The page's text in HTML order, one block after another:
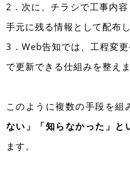
2．次に、チラシで工事内容
手元に残る情報として配布し
3．Web告知では、工程変
で更新できる仕組みを整えま
このように複数の手段を組
ない」「知らなかった」と
ます。